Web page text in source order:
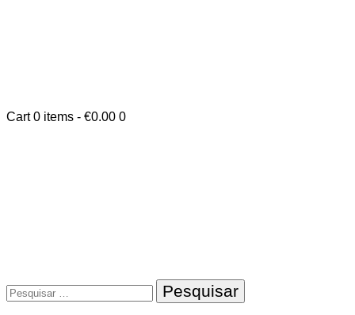
Cart 0 items - €0.00 0
Pesquisar
por: